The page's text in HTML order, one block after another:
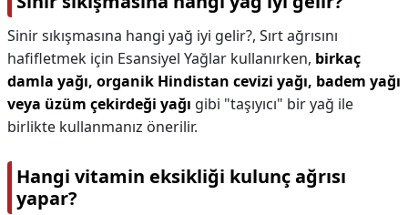
Sinir sıkışmasına hangi yağ iyi gelir?, Sırt ağrısını
hafifletmek için Esansiyel Yağlar kullanırken, birkaç
damla yağı, organik Hindistan cevizi yağı, badem yağı
veya üzüm çekirdeği yağı gibi "taşıyıcı" bir yağ ile
birlikte kullanmanız önerilir.
Hangi vitamin eksikliği kulunç ağrısı
yapar?